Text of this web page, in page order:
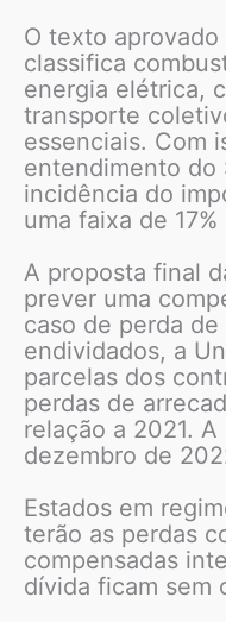
O texto
classifica
energia elétrica,
transporte
essenciais. Com
entendimento do
incidência do
uma faixa de 17%
A proposta final
prever uma
caso de perda
endividados, a
parcelas dos
perdas de
relação a 2021.
dezembro de
Estados em
terão as perdas
compensadas
dívida ficam sem